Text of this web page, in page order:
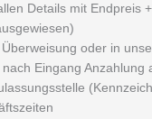
Details mit Endpreis
oder in
Eingang Anzahlung